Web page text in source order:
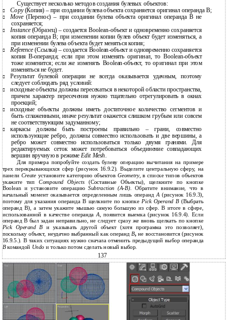
Существует несколько методов создания булевых объектов:
 Copy(Копия) – при создании булева объекта сохраняется оригинал операнда В;
 Move(Перенос) – при создании булева объекта оригинал операнда В не
сохраняется;
 Instance (Образец) – создается Boolean-объект и одновременно сохраняется
копия операнда В; при изменении копии булев объект будет изменяться, а
при изменении булева объекта будет меняться копия;
 Reference(Ссылка) – создается Boolean-объект и одновременно сохраняется
копия В-операнда; если при этом изменять оригинал, то Boolean-объект
тоже изменится; если же изменять Boolean-объект, то оригинал при этом
изменяться не будет.
 Результат булевой операции не всегда оказывается удачным, поэтому
следует соблюдать ряд условий:
 исходные объекты должны пересекаться в некоторой области пространства,
причем характер пересечения нужно тщательно отрегулировать в окнах
проекций;
 исходные объекты должны иметь достаточное количество сегментов и
быть сглаженными, иначе результат окажется слишком грубым или совсем
не соответствующим задуманному;

каркасы должны быть построены правильно – грани, совместно
использующие ребро, должны совместно использовать и две вершины, а
ребро может совместно использоваться только двумя гранями. Для
редактируемых сеток может потребоваться объединение совпадающих
вершин вручную в режиме Edit Mesh.
Для примера попробуйте создать булеву операцию вычитания на примере
трех перекрывающихся сфер (рисунок 16.9.2). Выделите центральную сферу, на
панели Create установите категорию объектов Geometry,в списке типов объектов
укажите типCompound Objects (Составные Объекты), щелкните по кнопке
Boolean и установите операциюSubtraction(A-B). Обратите внимание, что в
начальный момент оказывается определенным лишь операндA (рисунок 16.9.3),
поэтому для указания операнда B щелкните по кнопке Pick Operand B (Выбрать
операнд B), а затем укажите мышью самую большую из сфер. В итоге в сфере,
использованной в качестве операнда A , появится выемка (рисунок 16.9.4). Если
операнд B был задан неправильно, не следует сразу же вновь щелкать по кнопке
Pick Operand B и указывать другой объект (хотя программа это позволяет),
поскольку объект, неудачно выбранный как операндB,не восстановится (рисунок
16.9.5.). В таких ситуациях нужно сначала отменить предыдущий выбор операнда
Bкомандой Undoи только потом сделать новый выбор.
137